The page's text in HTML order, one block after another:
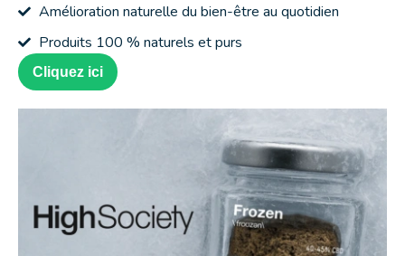
Amélioration naturelle du bien-être au quotidien
Produits 100 % naturels et purs
Cliquez ici